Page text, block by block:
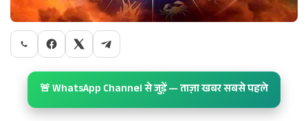
🚨 WhatsApp Channel से जुड़ें — ताज़ा खबर सबसे पहले